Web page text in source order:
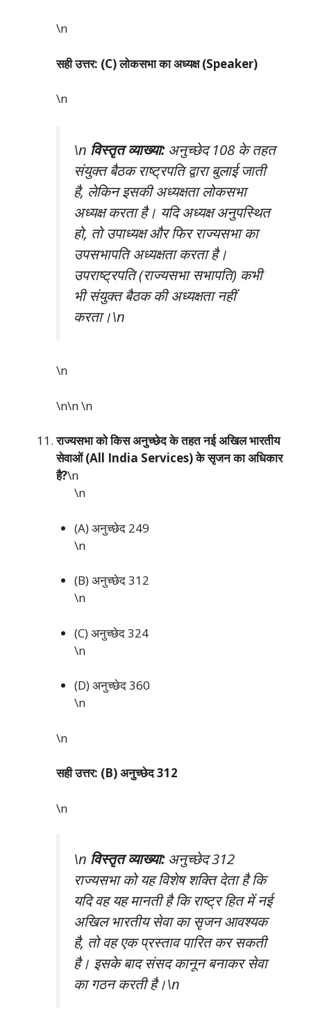
\n
सही उत्तर: (C) लोकसभा का अध्यक्ष (Speaker)
\n
\n विस्तृत व्याख्या:अनुच्छेद 108 के तहत
संयुक्त बैठक राष्ट्रपति द्वारा बुलाई जाती
है, लेकिन इसकी अध्यक्षता लोकसभा
अध्यक्ष करता है। यदि अध्यक्ष अनुपस्थित
हो, तो उपाध्यक्ष और फिर राज्यसभा का
उपसभापति अध्यक्षता करता है।
उपराष्ट्रपति (राज्यसभा सभापति) कभी
भी संयुक्त बैठक की अध्यक्षता नहीं
करता।\n
\n
\n\n\n
राज्यसभा को किस अनुच्छेद के तहत नई अखिल भारतीय
सेवाओं (All India Services) के सृजन का अधिकार
है?\n
\n
(A) अनुच्छेद 249
\n
(B) अनुच्छेद 312
\n
(C) अनुच्छेद 324
\n
(D) अनुच्छेद 360
\n
\n
सही उत्तर: (B) अनुच्छेद 312
\n
\n विस्तृत व्याख्या:अनुच्छेद 312
राज्यसभा को यह विशेष शक्ति देता है कि
यदि वह यह मानती है कि राष्ट्र हित में नई
अखिल भारतीय सेवा का सृजन आवश्यक
है, तो वह एक प्रस्ताव पारित कर सकती
है। इसके बाद संसद कानून बनाकर सेवा
का गठन करती है।\n